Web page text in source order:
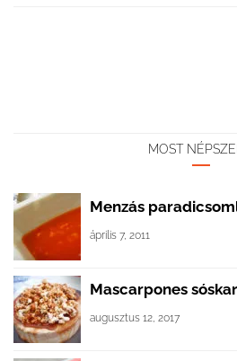
MOST
Menzás
április 7, 2011
Mascarpones
augusztus 12, 2017